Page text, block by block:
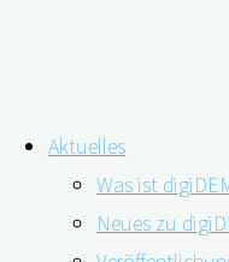
Inhalt
springen
Aktuelles
Was ist
Neues zu
Digitales